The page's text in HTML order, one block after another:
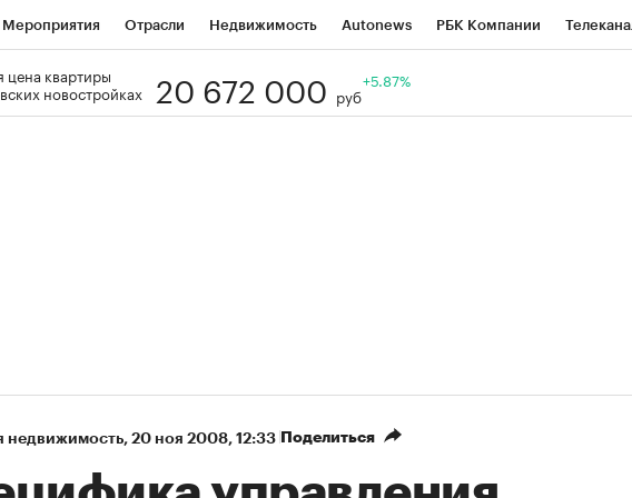
Мероприятия Отрасли Недвижимость Autonews РБК Компании
Визионеры
цена квартиры
новостройках
20 672 000 руб
+5.87%
недвижимость⁠, 20 ноя 2008, 12:33 Поделиться